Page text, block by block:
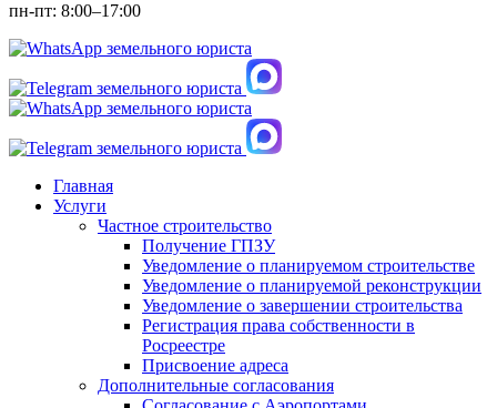
пн-пт: 8:00–17:00
Главная
Услуги
Частное строительство
Получение ГПЗУ
Уведомление о планируемом строительстве
Уведомление о планируемой реконструкции
Уведомление о завершении строительства
Регистрация права собственности в
Росреестре
Присвоение адреса
Дополнительные согласования